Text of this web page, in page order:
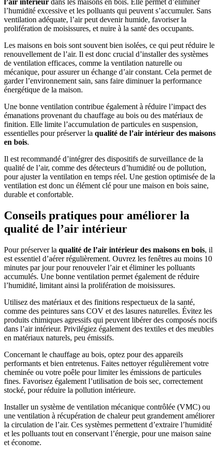
l’humidité excessive et les polluants qui peuvent s’accumuler. Sans
ventilation adéquate, l’air peut devenir humide, favoriser la
prolifération de moisissures, et nuire à la santé des occupants.
Les maisons en bois sont souvent bien isolées, ce qui peut réduire le
renouvellement de l’air. Il est donc crucial d’installer des systèmes
de ventilation efficaces, comme la ventilation naturelle ou
mécanique, pour assurer un échange d’air constant. Cela permet de
garder l’environnement sain, sans faire diminuer la performance
énergétique de la maison.
Une bonne ventilation contribue également à réduire l’impact des
émanations provenant du chauffage au bois ou des matériaux de
finition. Elle limite l’accumulation de particules en suspension,
essentielles pour préserver la qualité de l’air intérieur des maisons
en bois.
Il est recommandé d’intégrer des dispositifs de surveillance de la
qualité de l’air, comme des détecteurs d’humidité ou de pollution,
pour ajuster la ventilation en temps réel. Une gestion optimisée de la
ventilation est donc un élément clé pour une maison en bois saine,
durable et confortable.
Conseils pratiques pour améliorer la
qualité de l’air intérieur
Pour préserver la qualité de l’air intérieur des maisons en bois, il
est essentiel d’aérer régulièrement. Ouvrez les fenêtres au moins 10
minutes par jour pour renouveler l’air et éliminer les polluants
accumulés. Une bonne ventilation permet également de réduire
l’humidité, limitant ainsi la prolifération de moisissures.
Utilisez des matériaux et des finitions respectueux de la santé,
comme des peintures sans COV et des lasures naturelles. Évitez les
produits chimiques agressifs qui peuvent libérer des composés nocifs
dans l’air intérieur. Privilégiez également des textiles et des meubles
en matériaux naturels, peu émissifs.
Concernant le chauffage au bois, optez pour des appareils
performants et bien entretenus. Faites nettoyer régulièrement votre
cheminée ou votre poêle pour limiter les émissions de particules
fines. Favorisez également l’utilisation de bois sec, correctement
stocké, pour réduire la pollution intérieure.
Installer un système de ventilation mécanique contrôlée (VMC) ou
une ventilation à récupération de chaleur peut grandement améliorer
la circulation de l’air. Ces systèmes permettent d’extraire l’humidité
et les polluants tout en conservant l’énergie, pour une maison saine
et économe.